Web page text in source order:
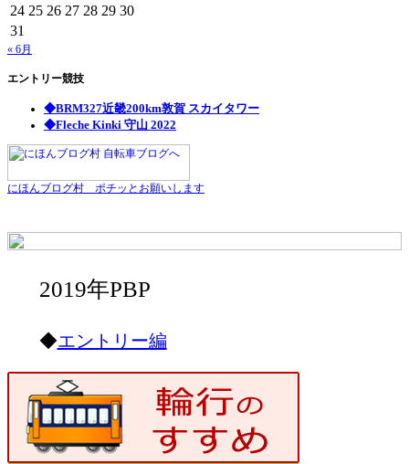
24 25 26 27 28 29 30
31
« 6月
エントリー競技
◆BRM327近畿200km敦賀 スカイタワー
◆Fleche Kinki 守山 2022
にほんブログ村 ポチッとお願いします
2019年PBP
◆エントリー編